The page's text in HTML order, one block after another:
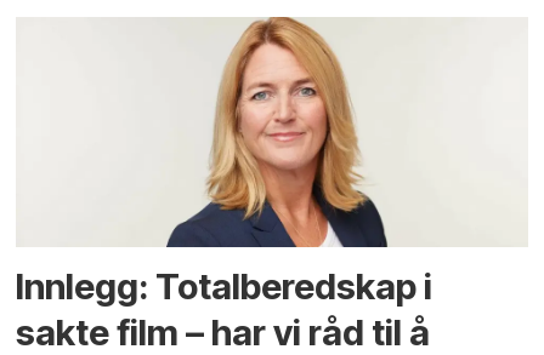
Innlegg: Totalberedskap i
sakte film – har vi råd til å